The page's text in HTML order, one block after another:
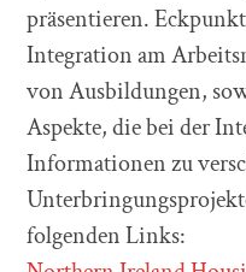
präsentieren.
Integration am
von Ausbildungen,
Aspekte, die bei der
Informationen zu
folgenden Links: